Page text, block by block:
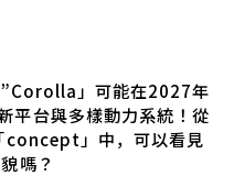
」可能在2027年
平台與多樣動力系統！從
concept」中，可以看見
嗎？